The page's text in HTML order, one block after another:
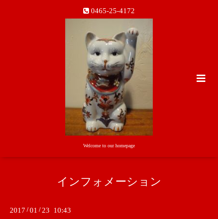
0465-25-4172
Welcome to our homepage
インフォメーション
2017 /01 / 23 10:43